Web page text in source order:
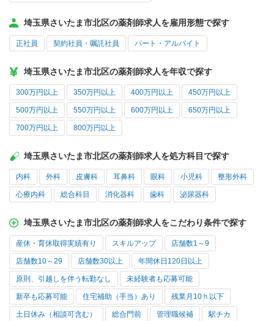
埼玉県さいたま市北区の薬剤師求人を雇用形態で探す
正社員 契約社員・嘱託社員 パート・アルバイト
埼玉県さいたま市北区の薬剤師求人を年収で探す
300万円以上 350万円以上 400万円以上 450万円以上
500万円以上 550万円以上 600万円以上 650万円以上
700万円以上 800万円以上
埼玉県さいたま市北区の薬剤師求人を処方科目で探す
内科 外科 皮膚科 耳鼻科 眼科 小児科 整形外科
心療内科 総合科目 消化器科 歯科 泌尿器科
埼玉県さいたま市北区の薬剤師求人をこだわり条件で探す
産休・育休取得実績有り スキルアップ 店舗数1～9
店舗数10～29 店舗数30以上 年間休日120日以上
原則、引越しを伴う転勤なし 未経験者も応募可能
新卒も応募可能 住宅補助（手当）あり 残業月10ｈ以下
土日休み（相談可含む） 総合門前 管理職候補 駅チカ